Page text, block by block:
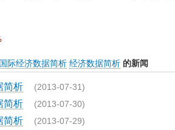
国际经济数据简析 经济数据简析 的新闻
简析 (2013-07-31)
简析 (2013-07-30)
简析 (2013-07-29)